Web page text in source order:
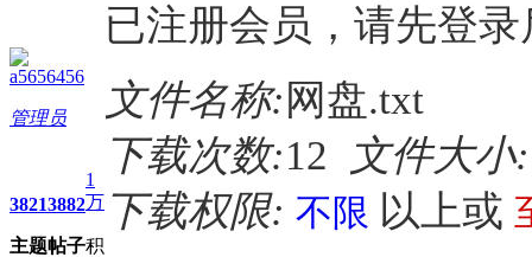
a5656456
管理员
3821
主题
3882
帖子
1
万
积
已注册会员，请先登
文件名称: 网盘.txt
下载次数:12 文件大小:
下载权限: 不限 以上或